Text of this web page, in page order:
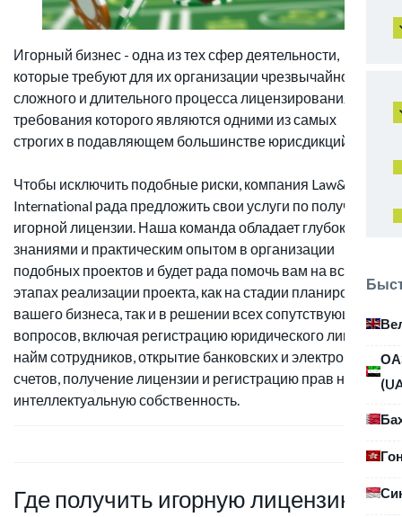
Игорный бизнес - одна из тех сфер деятельности,
которые требуют для их организации чрезвычайно
сложного и длительного процесса лицензирования,
требования которого являются одними из самых
строгих в подавляющем большинстве юрисдикций.
Чтобы исключить подобные риски, компания Law&Trust
International рада предложить свои услуги по получению
игорной лицензии. Наша команда обладает глубокими
знаниями и практическим опытом в организации
подобных проектов и будет рада помочь вам на всех
этапах реализации проекта, как на стадии планирования
вашего бизнеса, так и в решении всех сопутствующих
вопросов, включая регистрацию юридического лица,
найм сотрудников, открытие банковских и электронных
счетов, получение лицензии и регистрацию прав на
интеллектуальную собственность.
Где получить игорную лицензию